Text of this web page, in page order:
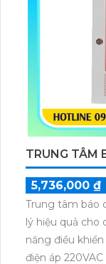
TRUNG TÂM
5,736,000 ₫
Trung tâm báo
lý hiệu quả cho
năng điều
điện áp